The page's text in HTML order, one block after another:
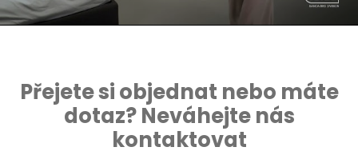
Přejete si objednat nebo máte
dotaz? Neváhejte nás
kontaktovat